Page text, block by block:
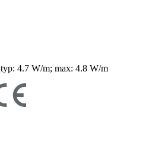
typ: 4.7 W/m; max: 4.8 W/m